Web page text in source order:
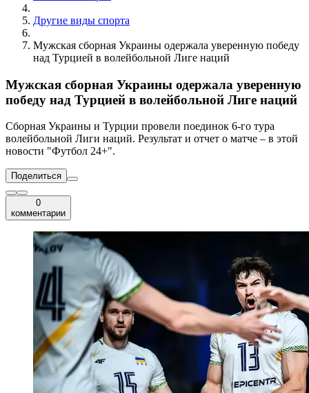
Другие виды спорта
Мужская сборная Украины одержала уверенную победу
над Турцией в волейбольной Лиге наций
Мужская сборная Украины одержала уверенную
победу над Турцией в волейбольной Лиге наций
Сборная Украины и Турции провели поединок 6-го тура
волейбольной Лиги наций. Результат и отчет о матче – в этой
новости "Футбол 24+".
Поделиться
0
комментарии